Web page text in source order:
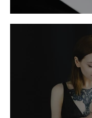
Medidas